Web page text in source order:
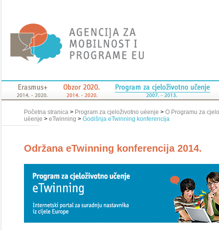
Početna stranica > Program za cjeloživotno uèenje > O Programu za
uèenje > eTwinning > Godišnja eTwinning konferencija
Održana eTwinning konferencija 2014.